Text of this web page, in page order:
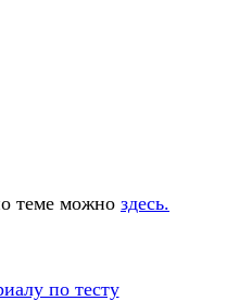
теме можно здесь.
по тесту